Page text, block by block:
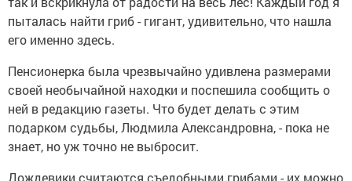
пыталась найти гриб - гигант, удивительно, что нашла
его именно здесь.
Пенсионерка была чрезвычайно удивлена размерами
своей необычайной находки и поспешила сообщить о
ней в редакцию газеты. Что будет делать с этим
подарком судьбы, Людмила Александровна, - пока не
знает, но уж точно не выбросит.
Дождевики считаются съедобными грибами - их можно